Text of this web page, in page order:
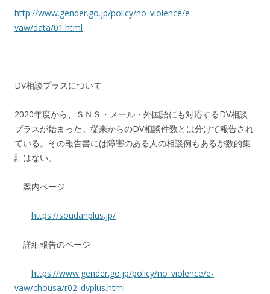
http://www.gender.go.jp/policy/no_violence/e-
vaw/data/01.html
DV相談プラスについて
2020年度から、ＳＮＳ・メール・外国語にも対応するDV相談
プラスが始まった。従来からのDV相談件数とは分けて報告され
ている。その報告書には障害のある人の相談例もあるが数的集
計はない。
案内ページ
https://soudanplus.jp/
詳細報告のページ
https://www.gender.go.jp/policy/no_violence/e-
vaw/chousa/r02_dvplus.html